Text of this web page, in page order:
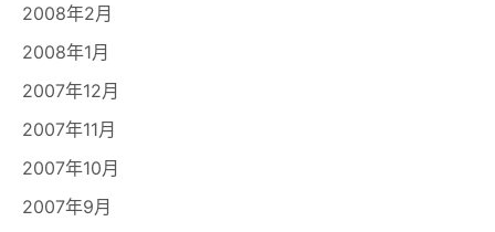
2008年2月
2008年1月
2007年12月
2007年11月
2007年10月
2007年9月